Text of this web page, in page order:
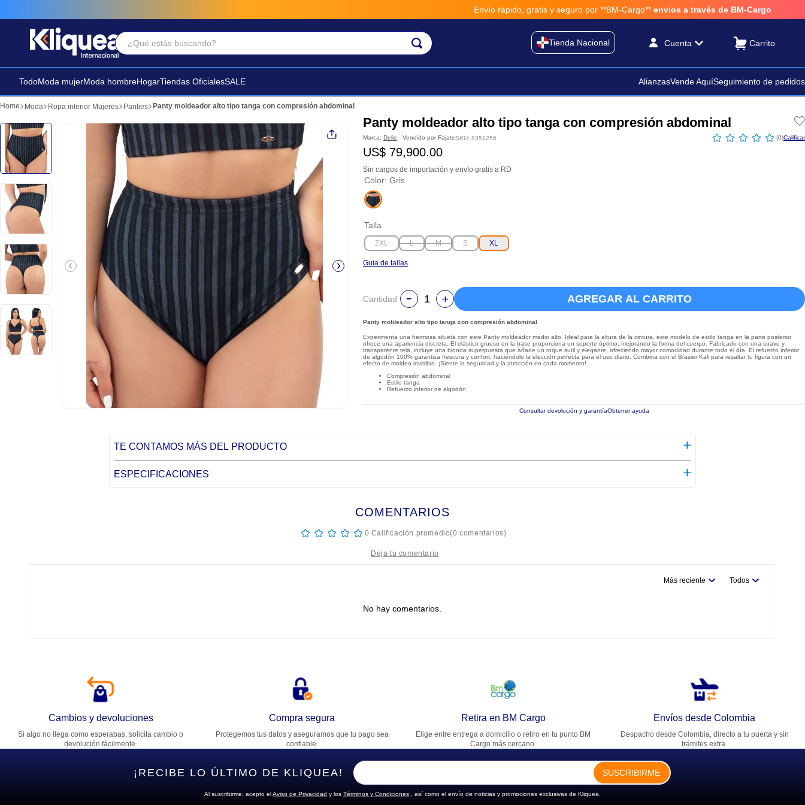
Envío rápido, gratis y seguro por **BM-Cargo** envios a través de BM-Cargo
¿Qué estás buscando?
Tienda Nacional Cuenta
TodoModa mujerModa hombreHogarTiendas OficialesSALE AlianzasVende AquíSeguimiento de pedidos
Moda Ropa interior Mujeres Panties Panty moldeador alto tipo tanga con compresión abdominal
Panty moldeador alto tipo tanga con compresión abdominal
Marca: Delie - Vendido por FajateSKU: 8351256 ☆ ☆ ☆ ☆ ☆ (0)
US$ 79,900.00
Sin cargos de importación y envío gratis a RD
Color: Gris
Talla
2XL L M S XL
Guia de tallas
Cantidad AGREGAR AL CARRITO
Panty moldeador alto tipo tanga con compresión abdominal
Experimenta una hermosa silueta con este Panty moldeador medio alto. Ideal para la altura de la cintura, este modelo de estilo tanga en la parte posterior
ofrece una apariencia discreta. El elástico grueso en la base proporciona un soporte óptimo, mejorando la forma del cuerpo. Fabricado con una suave y
transparente tela, incluye una blonda superpuesta que añade un toque sutil y elegante, ofreciendo mayor comodidad durante todo el día. El refuerzo inferior
de algodón 100% garantiza frescura y confort, haciéndolo la elección perfecta para el uso diario. Combina con el Brasier Kali para resaltar tu figura con un
efecto de moldeo invisible. ¡Siente la seguridad y la atracción en cada momento!
Compresión abdominal
Estilo tanga
Refuerzo inferior de algodón
Consultar devolución y garantíaObtener ayuda
TE CONTAMOS MÁS DEL PRODUCTO
ESPECIFICACIONES
COMENTARIOS
☆ ☆ ☆ ☆ ☆ 0 Calificación promedio(0 comentarios)
Dirección de email
Escribe un comentario
Más reciente Todos
No hay comentarios.
Cambios y devoluciones
Si algo no llega como esperabas, solicita cambio o
devolución fácilmente.
Compra segura
Protegemos tus datos y aseguramos que tu pago sea
confiable.
Retira en BM Cargo
Elige entre entrega a domicilio o retiro en tu punto BM
Cargo más cercano.
Envíos desde Colombia
Despacho desde Colombia, directo a tu puerta y sin
trámites extra.
¡RECIBE LO ÚLTIMO DE KLIQUEA! SUSCRIBIRME
Al suscribirme, acepto elAviso de Privacidad y los Términos y Condiciones , así como el envío de noticias y promociones exclusivas de Kliquea.
Términos Más Buscados
2. sandalia